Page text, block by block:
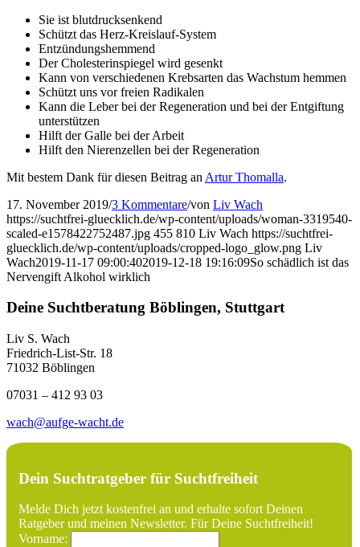
Sie ist blutdrucksenkend
Schützt das Herz-Kreislauf-System
Entzündungshemmend
Der Cholesterinspiegel wird gesenkt
Kann von verschiedenen Krebsarten das Wachstum hemmen
Schützt uns vor freien Radikalen
Kann die Leber bei der Regeneration und bei der Entgiftung
unterstützen
Hilft der Galle bei der Arbeit
Hilft den Nierenzellen bei der Regeneration
Mit bestem Dank für diesen Beitrag an Artur Thomalla.
17. November 2019/3 Kommentare/von Liv Wach
https://suchtfrei-gluecklich.de/wp-content/uploads/woman-3319540-
scaled-e1578422752487.jpg 455 810 Liv Wach https://suchtfrei-
gluecklich.de/wp-content/uploads/cropped-logo_glow.png Liv
Wach2019-11-17 09:00:402019-12-18 19:16:09So schädlich ist das
Nervengift Alkohol wirklich
Deine Suchtberatung Böblingen, Stuttgart
Liv S. Wach
Friedrich-List-Str. 18
71032 Böblingen
07031 – 412 93 03
wach@aufge-wacht.de
Dein Suchtratgeber für Suchtfreiheit
Melde Dich jetzt kostenfrei an und erhalte sofort Deinen
Ratgeber und meinen Newsletter. Für Deine Suchtfreiheit!
Vorname: